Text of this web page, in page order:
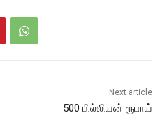
Next article
500 பில்லியன் ரூபாய்